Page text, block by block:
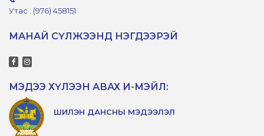
Утас : (976) 458151
МАНАЙ СҮЛЖЭЭНД НЭГДЭЭРЭЙ
МЭДЭЭ ХҮЛЭЭН АВАХ И-МЭЙЛ:
ШИЛЭН ДАНСНЫ МЭДЭЭЛЭЛ